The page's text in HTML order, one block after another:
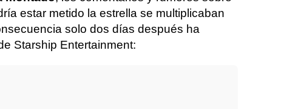
estar metido la estrella se multiplicaban
solo dos días después ha
Starship Entertainment: